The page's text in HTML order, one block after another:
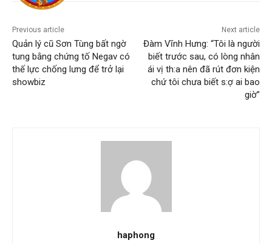
Previous article
Quản lý cũ Sơn Tùng bất ngờ
tung bằng chứng tố Negav có
thế lực chống lưng để trở lại
showbiz
Next article
Đàm Vĩnh Hưng: “Tôi là người
biết trước sau, có lòng nhân
ái vị th:a nên đã rút đơn kiện
chứ tôi chưa biết s:ợ ai bao
giờ”
haphong